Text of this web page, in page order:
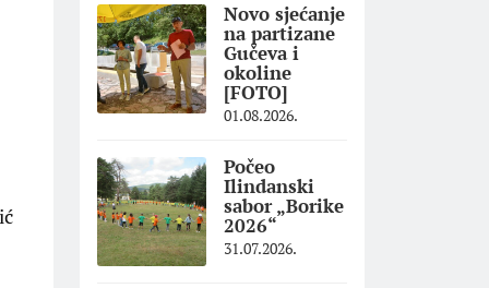
Novo sjećanje
na partizane
Gučeva i
okoline
[FOTO]
01.08.2026.
Počeo
Ilindanski
sabor „Borike
2026“
31.07.2026.